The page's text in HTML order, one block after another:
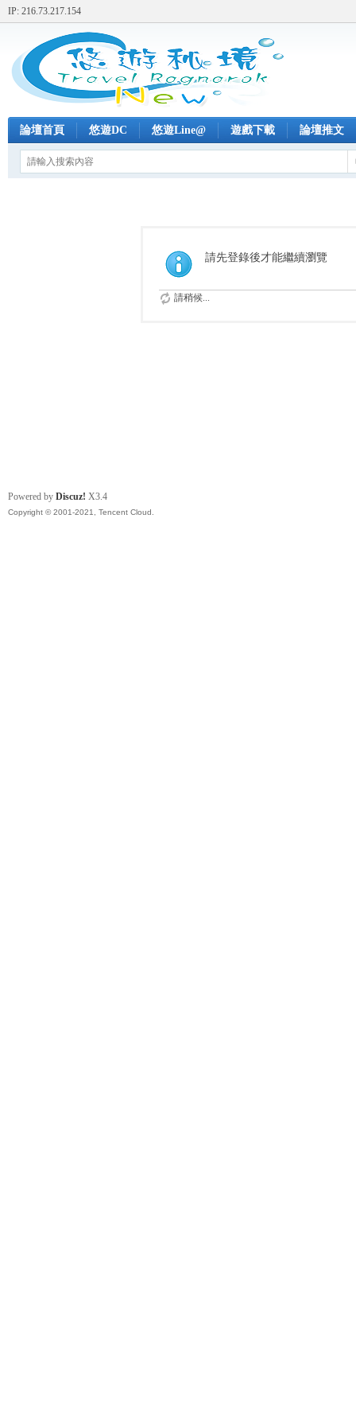
IP: 216.73.217.154
論壇首頁 悠遊DC 悠遊Line@ 遊戲下載 論壇推文
請先登錄後才能繼續瀏覽
請稍候...
Powered by Discuz! X3.4
Copyright © 2001-2021, Tencent Cloud.